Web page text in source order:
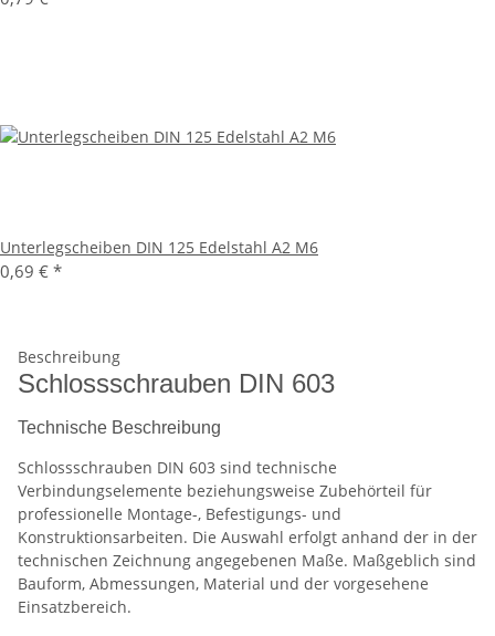
Unterlegscheiben DIN 125 Edelstahl A2 M6
0,69 € *
Beschreibung
Schlossschrauben DIN 603
Technische Beschreibung
Schlossschrauben DIN 603 sind technische
Verbindungselemente beziehungsweise Zubehörteil für
professionelle Montage-, Befestigungs- und
Konstruktionsarbeiten. Die Auswahl erfolgt anhand der in der
technischen Zeichnung angegebenen Maße. Maßgeblich sind
Bauform, Abmessungen, Material und der vorgesehene
Einsatzbereich.